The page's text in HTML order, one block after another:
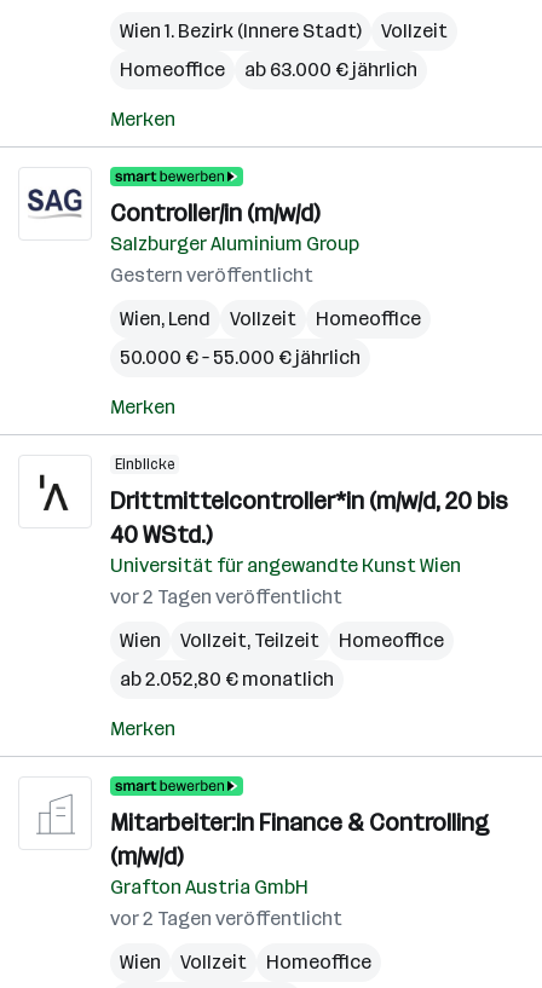
Wien 1. Bezirk (Innere Stadt)
Vollzeit
Homeoffice
ab 63.000 € jährlich
Merken
Controller/in (m/w/d)
Salzburger Aluminium Group
Gestern veröffentlicht
Wien, Lend Vollzeit
Homeoffice
50.000 € – 55.000 € jährlich
Merken
Einblicke
Drittmittelcontroller*in (m/w/d, 20 bis
40 WStd.)
Universität für angewandte Kunst Wien
vor 2 Tagen veröffentlicht
Wien
Vollzeit, Teilzeit
Homeoffice
ab 2.052,80 € monatlich
Merken
Mitarbeiter:in Finance & Controlling
(m/w/d)
Grafton Austria GmbH
vor 2 Tagen veröffentlicht
Wien
Vollzeit
Homeoffice